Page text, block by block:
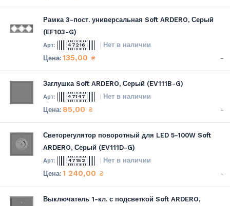
Рамка 3-пост. универсальная Soft ARDERO, Серый
(EF103-G)
47216 Нет в наличии
135,00 ₴ -
Заглушка Soft ARDERO, Серый (EV111B-G)
47147 Нет в наличии
85,00 ₴ -
Светорегулятор поворотный для LED 5-100W Soft
ARDERO, Серый (EV111D-G)
47152 Нет в наличии
1 240,00 ₴ -
Выключатель 1-кл. с подсветкой Soft ARDERO,